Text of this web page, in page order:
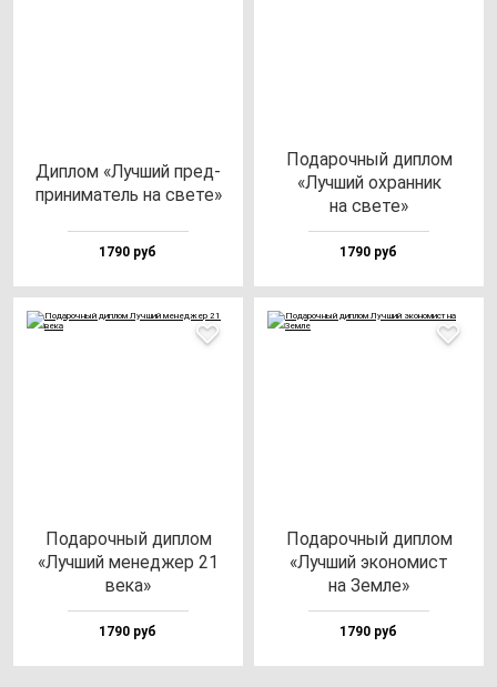
Дип­лом «Луч­ший пред­
при­ни­ма­тель на све­те»
1790 руб
Пода­роч­ный дип­лом
«Луч­ший ох­ран­ник
на све­те»
1790 руб
Пода­роч­ный дип­лом
«Луч­ший ме­нед­жер 21
ве­ка»
1790 руб
Пода­роч­ный дип­лом
«Луч­ший эко­но­мист
на Зем­ле»
1790 руб